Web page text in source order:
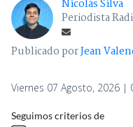
Nicolás Silva
Periodista
Publicado porJean
Viernes 07 Agosto, 2026 |
Seguimos criterios de